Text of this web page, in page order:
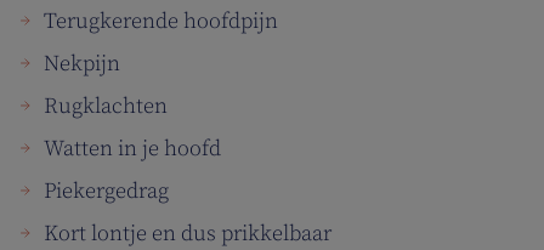
Terugkerende hoofdpijn
Nekpijn
Rugklachten
Watten in je hoofd
Piekergedrag
Kort lontje en dus prikkelbaar